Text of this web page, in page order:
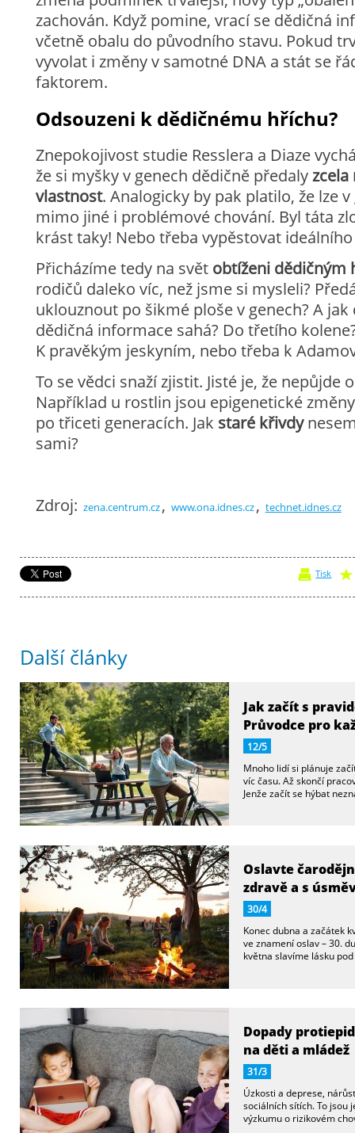
zachován. Když pomine, vrací se dědičná
včetně obalu do původního stavu. Pokud
vyvolat i změny v samotné DNA a stát se
faktorem.
Odsouzeni k dědičnému hříchu?
Znepokojivost studie Resslera a Diaze
že si myšky v genech dědičně předalyzcela
vlastnost. Analogicky by pak platilo, že lze
mimo jiné i problémové chování. Byl táta
krást taky! Nebo třeba vypěstovat
Přicházíme tedy na svět obtíženi dědičným
rodičů daleko víc, než jsme si mysleli?
uklouznout po šikmé ploše v genech? A
dědičná informace sahá? Do třetího
K pravěkým jeskyním, nebo třeba k
To se vědci snaží zjistit. Jisté je, že nepůjde
Například u rostlin jsou epigenetické
po třiceti generacích. Jak staré křivdy
sami?
Zdroj: zena.centrum.cz, www.ona.idnes.cz, technet.idnes.cz
Tisk
Další články
Jak začít s
Průvodce pro
12/5
Mnoho lidí si plánuje
víc času. Až skončí
Jenže začít se hýbat
Oslavte
zdravě a s
30/4
Konec dubna a začátek
ve znamení oslav – 30.
května slavíme lásku
Dopady
na děti a mládež
31/3
Úzkosti a deprese,
sociálních sítích. To jsou
výzkumu o rizikovém